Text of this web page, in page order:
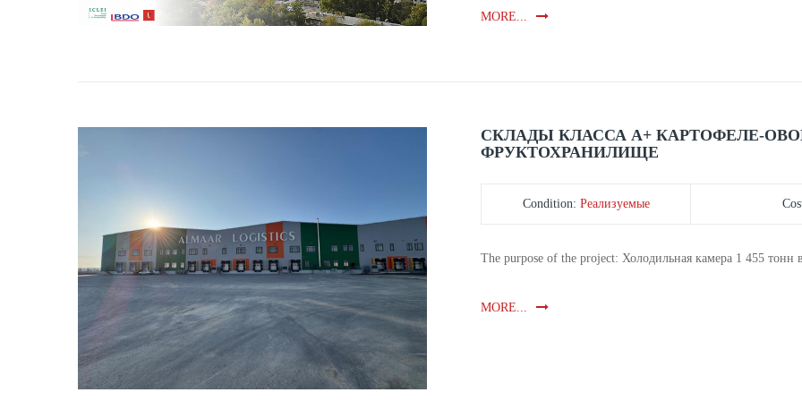
MORE...
СКЛАДЫ КЛАССА А+ КАРТОФЕЛЕ-
ФРУКТОХРАНИЛИЩЕ
Condition: Реализуемые
The purpose of the project: Холодильная камера 1 455 тонн
MORE...